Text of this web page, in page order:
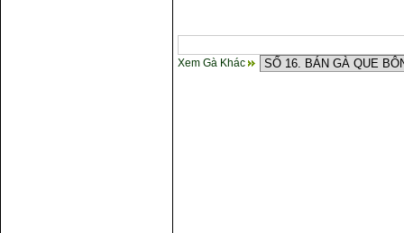
Xem Gà Khác